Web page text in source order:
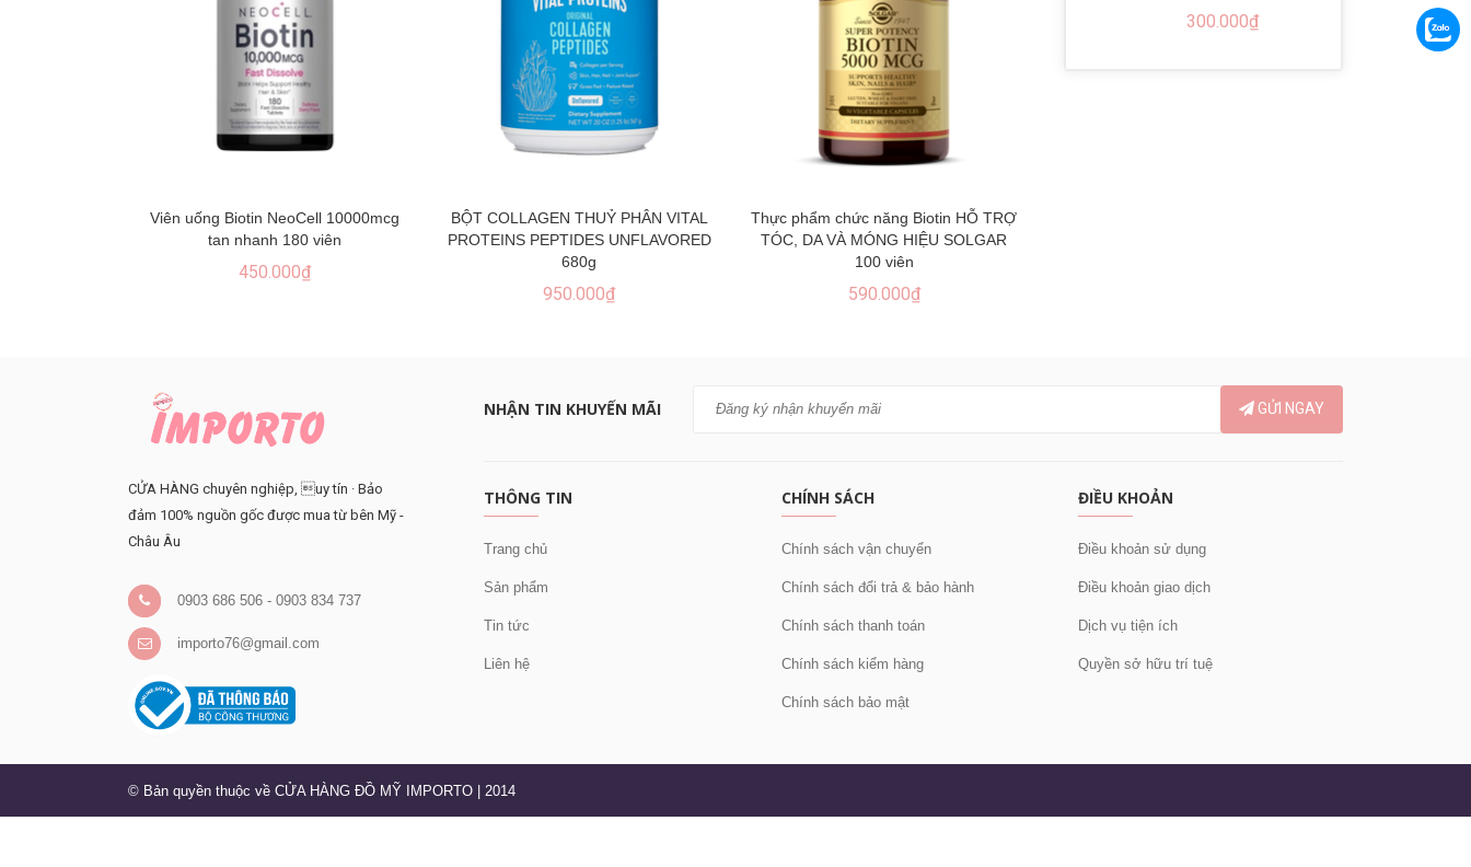
Viên uống Biotin NeoCell 10000mcg
tan nhanh 180 viên
450.000₫
BỘT COLLAGEN THUỶ PHÂN VITAL
PROTEINS PEPTIDES UNFLAVORED
680g
950.000₫
Thực phẩm chức năng Biotin HỖ TRỢ
TÓC, DA VÀ MÓNG HIỆU SOLGAR
100 viên
590.000₫
300.000₫
CỬA HÀNG chuyên nghiệp, uy tín · Bảo
đảm 100% nguồn gốc được mua từ bên Mỹ -
Châu Âu
0903 686 506 - 0903 834 737
importo76@gmail.com
NHẬN TIN KHUYẾN MÃI GỬI NGAY
THÔNG TIN
Trang chủ
Sản phẩm
Tin tức
Liên hệ
CHÍNH SÁCH
Chính sách vận chuyển
Chính sách đổi trả & bảo hành
Chính sách thanh toán
Chính sách kiểm hàng
Chính sách bảo mật
ĐIỀU KHOẢN
Điều khoản sử dụng
Điều khoản giao dịch
Dịch vụ tiện ích
Quyền sở hữu trí tuệ
© Bản quyền thuộc về CỬA HÀNG ĐỒ MỸ IMPORTO | 2014